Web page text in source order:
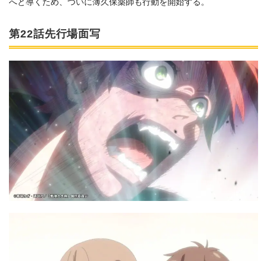
へと導くため、ついに薄久保薬師も行動を開始する。
第22話先行場面写